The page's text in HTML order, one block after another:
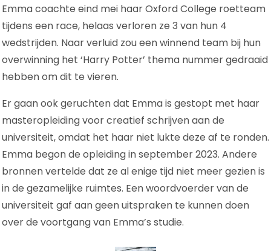
Emma coachte eind mei haar Oxford College roetteam
tijdens een race, helaas verloren ze 3 van hun 4
wedstrijden. Naar verluid zou een winnend team bij hun
overwinning het ‘Harry Potter’ thema nummer gedraaid
hebben om dit te vieren.
Er gaan ook geruchten dat Emma is gestopt met haar
masteropleiding voor creatief schrijven aan de
universiteit, omdat het haar niet lukte deze af te ronden.
Emma begon de opleiding in september 2023. Andere
bronnen vertelde dat ze al enige tijd niet meer gezien is
in de gezamelijke ruimtes. Een woordvoerder van de
universiteit gaf aan geen uitspraken te kunnen doen
over de voortgang van Emma’s studie.